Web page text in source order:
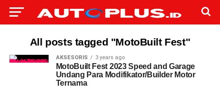
All posts tagged "MotoBuilt Fest"
AKSESORIS 3 years ago
MotoBuilt Fest 2023 Speed and Garage
Undang Para Modifikator/Builder Motor
Ternama